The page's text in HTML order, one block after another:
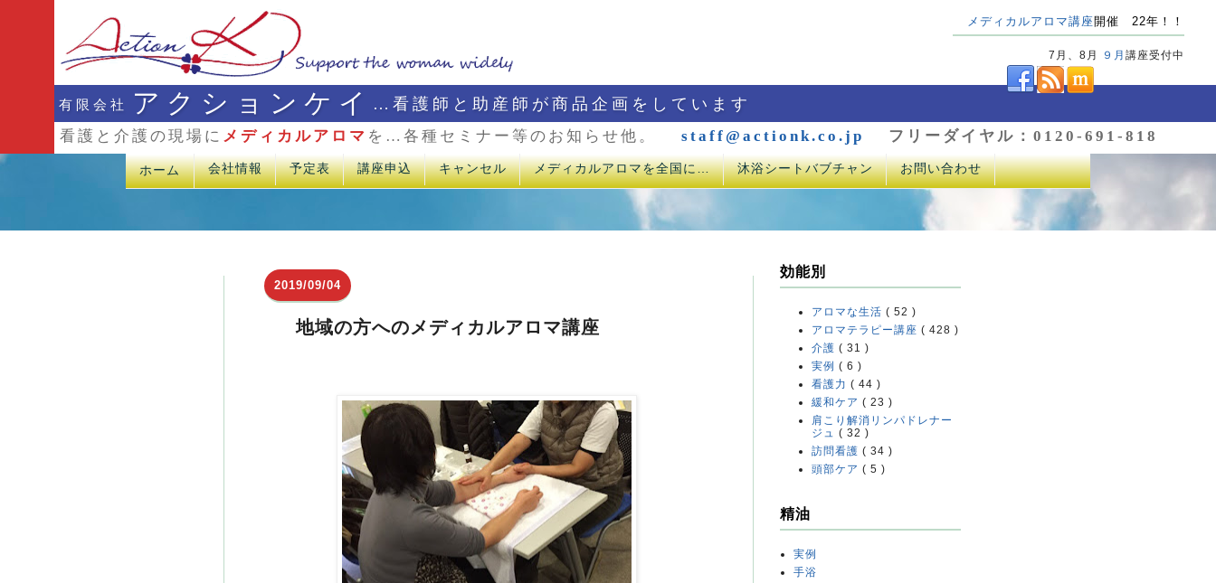
メディカルアロマ講座開催 22年！！
7月、8月 ９月 講座受付中
有限会社 アクションケイ …看護師と助産師が商品企画をしています
看護と介護の現場に メディカルアロマ を…各種セミナー等のお知らせ他。 staff@actionk.co.jp フリーダイヤル：0120-691-818
ホーム 会社情報 予定表 講座申込 キャンセル メディカルアロマを全国に… 沐浴シートバブチャン お問い合わせ
2019/09/04
地域の方へのメディカルアロマ講座
効能別
アロマな生活 ( 52 )
アロマテラピー講座 ( 428 )
介護 ( 31 )
実例 ( 6 )
看護力 ( 44 )
緩和ケア ( 23 )
肩こり解消リンパドレナー
ジュ ( 32 )
訪問看護 ( 34 )
頭部ケア ( 5 )
精油
実例
手浴